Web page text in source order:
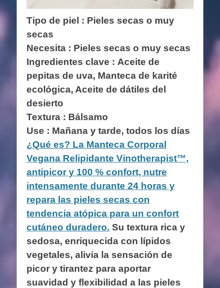
Tipo de piel : Pieles secas o muy
secas
Necesita : Pieles secas o muy secas
Ingredientes clave : Aceite de
pepitas de uva, Manteca de karité
ecológica, Aceite de dátiles del
desierto
Textura : Bálsamo
Use : Mañana y tarde, todos los días
¿Qué es? La Manteca Corporal
Vegana Relipidante Vinotherapist™,
antipicor y 100 % confort, nutre
intensamente durante 24 horas y
repara las pieles secas con
tendencia atópica para un confort
cutáneo duradero. Su textura rica y
sedosa, enriquecida con lípidos
vegetales, alivia la sensación de
picor y tirantez para aportar
suavidad y flexibilidad a las pieles